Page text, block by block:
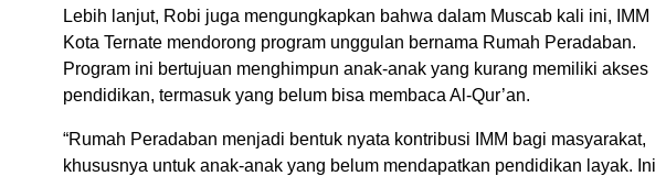
Lebih lanjut, Robi juga mengungkapkan bahwa dalam Muscab kali ini, IMM
Kota Ternate mendorong program unggulan bernama Rumah Peradaban.
Program ini bertujuan menghimpun anak-anak yang kurang memiliki akses
pendidikan, termasuk yang belum bisa membaca Al-Qur’an.
“Rumah Peradaban menjadi bentuk nyata kontribusi IMM bagi masyarakat,
khususnya untuk anak-anak yang belum mendapatkan pendidikan layak. Ini